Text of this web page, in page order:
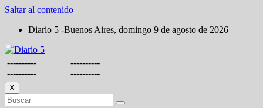
Saltar al contenido
Diario 5 -Buenos Aires, domingo 9 de agosto de 2026
----------
----------
----------
----------
X